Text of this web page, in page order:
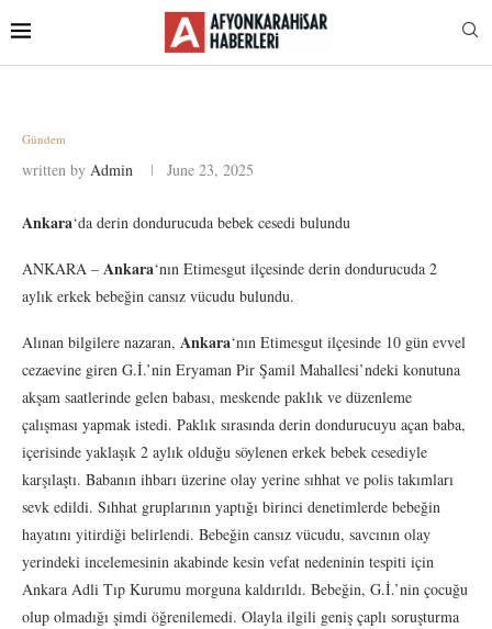
Gündem
written by Admin June 23, 2025
Ankara‘da derin dondurucuda bebek cesedi bulundu
ANKARA – Ankara‘nın Etimesgut ilçesinde derin dondurucuda 2
aylık erkek bebeğin cansız vücudu bulundu.
Alınan bilgilere nazaran, Ankara‘nın Etimesgut ilçesinde 10 gün evvel
cezaevine giren G.İ.’nin Eryaman Pir Şamil Mahallesi’ndeki konutuna
akşam saatlerinde gelen babası, meskende paklık ve düzenleme
çalışması yapmak istedi. Paklık sırasında derin dondurucuyu açan baba,
içerisinde yaklaşık 2 aylık olduğu söylenen erkek bebek cesediyle
karşılaştı. Babanın ihbarı üzerine olay yerine sıhhat ve polis takımları
sevk edildi. Sıhhat gruplarının yaptığı birinci denetimlerde bebeğin
hayatını yitirdiği belirlendi. Bebeğin cansız vücudu, savcının olay
yerindeki incelemesinin akabinde kesin vefat nedeninin tespiti için
Ankara Adli Tıp Kurumu morguna kaldırıldı. Bebeğin, G.İ.’nin çocuğu
olup olmadığı şimdi öğrenilemedi. Olayla ilgili geniş çaplı soruşturma